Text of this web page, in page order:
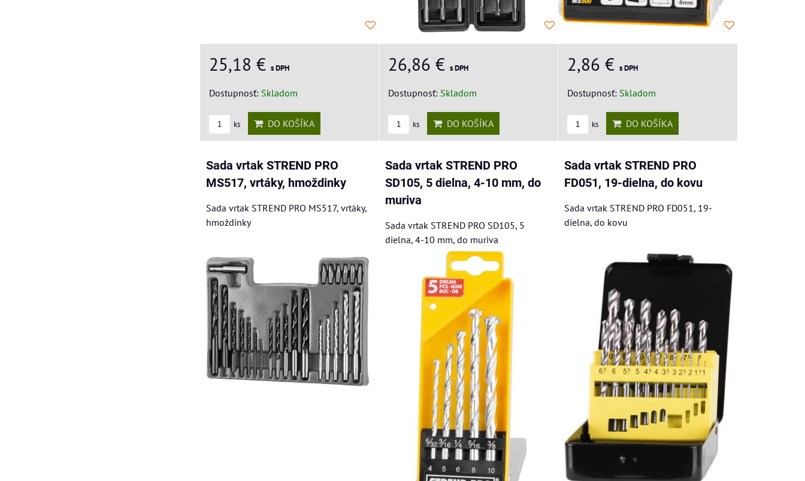
25,18 € s DPH
Dostupnosť: Skladom
ks DO KOŠÍKA
26,86 € s DPH
Dostupnosť: Skladom
ks DO KOŠÍKA
2,86 €s DPH
Dostupnosť: Skladom
ks DO KOŠÍKA
Sada vrtak STREND PRO
MS517, vrtáky, hmoždinky
Sada vrtak STREND PRO MS517, vrtáky,
hmoždinky
Sada vrtak STREND PRO
SD105, 5 dielna, 4-10 mm, do
muriva
Sada vrtak STREND PRO SD105, 5
dielna, 4-10 mm, do muriva
Sada vrtak STREND PRO
FD051, 19-dielna, do kovu
Sada vrtak STREND PRO FD051, 19-
dielna, do kovu